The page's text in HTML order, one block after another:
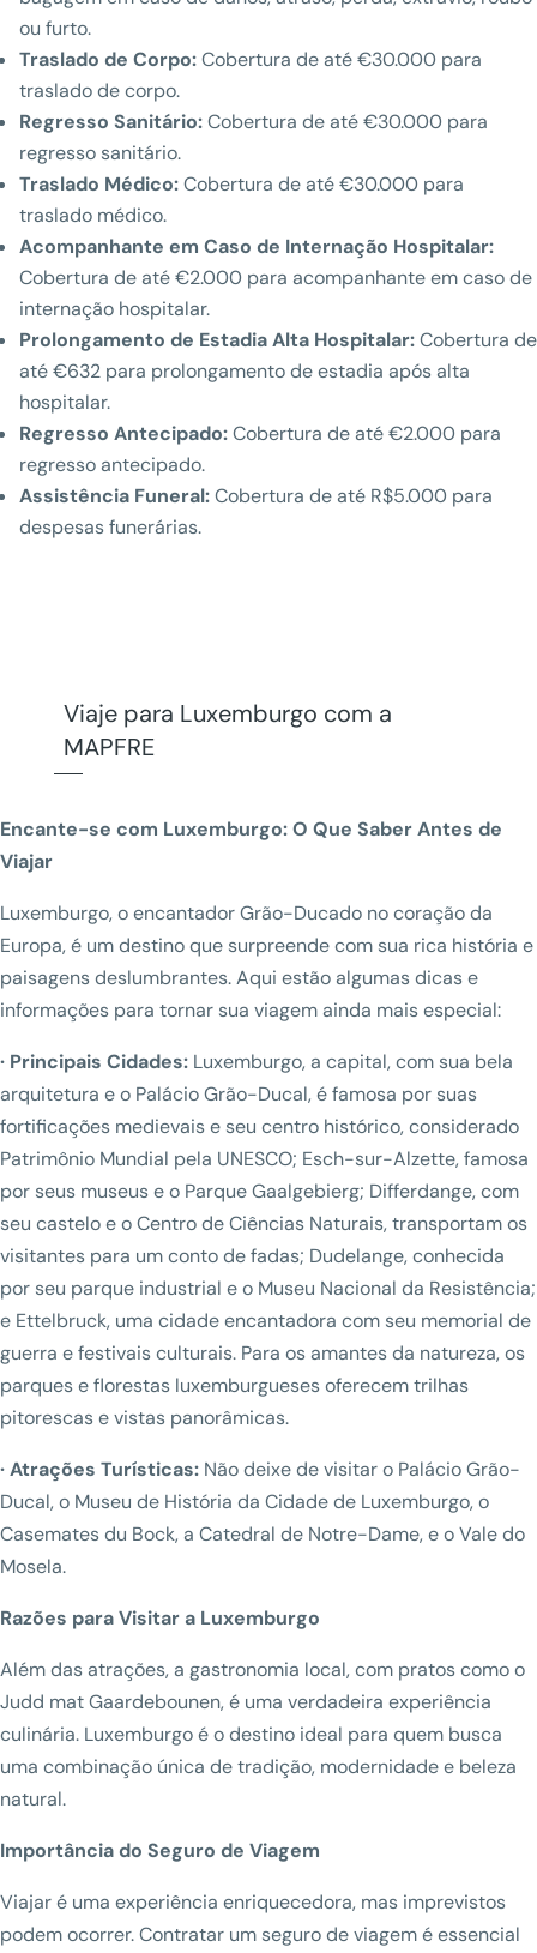
ou furto.
Traslado de Corpo:Cobertura de até €30.000 para
traslado de corpo.
Regresso Sanitário:Cobertura de até €30.000 para
regresso sanitário.
Traslado Médico:Cobertura de até €30.000 para
traslado médico.
Acompanhante em Caso de Internação Hospitalar:
Cobertura de até €2.000 para acompanhante em caso de
internação hospitalar.
Prolongamento de Estadia Alta Hospitalar:Cobertura de
até €632 para prolongamento de estadia após alta
hospitalar.
Regresso Antecipado:Cobertura de até €2.000 para
regresso antecipado.
Assistência Funeral:Cobertura de até R$5.000 para
despesas funerárias.
Viaje para Luxemburgo com a
MAPFRE
Encante-se com Luxemburgo: O Que Saber Antes de
Viajar
Luxemburgo, o encantador Grão-Ducado no coração da
Europa, é um destino que surpreende com sua rica história e
paisagens deslumbrantes. Aqui estão algumas dicas e
informações para tornar sua viagem ainda mais especial:
· Principais Cidades: Luxemburgo, a capital, com sua bela
arquitetura e o Palácio Grão-Ducal, é famosa por suas
fortificações medievais e seu centro histórico, considerado
Patrimônio Mundial pela UNESCO; Esch-sur-Alzette, famosa
por seus museus e o Parque Gaalgebierg; Differdange, com
seu castelo e o Centro de Ciências Naturais, transportam os
visitantes para um conto de fadas; Dudelange, conhecida
por seu parque industrial e o Museu Nacional da Resistência;
e Ettelbruck, uma cidade encantadora com seu memorial de
guerra e festivais culturais. Para os amantes da natureza, os
parques e florestas luxemburgueses oferecem trilhas
pitorescas e vistas panorâmicas.
· Atrações Turísticas: Não deixe de visitar o Palácio Grão-
Ducal, o Museu de História da Cidade de Luxemburgo, o
Casemates du Bock, a Catedral de Notre-Dame, e o Vale do
Mosela.
Razões para Visitar a Luxemburgo
Além das atrações, a gastronomia local, com pratos como o
Judd mat Gaardebounen, é uma verdadeira experiência
culinária. Luxemburgo é o destino ideal para quem busca
uma combinação única de tradição, modernidade e beleza
natural.
Importância do Seguro de Viagem
Viajar é uma experiência enriquecedora, mas imprevistos
podem ocorrer. Contratar um seguro de viagem é essencial